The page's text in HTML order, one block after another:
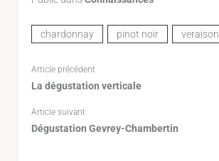
chardonnay pinot noir veraison
Article précédent
La dégustation verticale
Article suivant
Dégustation Gevrey-Chambertin